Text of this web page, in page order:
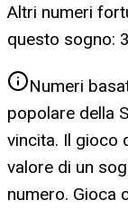
Altri numeri
questo sogno:
Numeri
popolare della
vincita. Il gioco
valore di un
numero. Gioca